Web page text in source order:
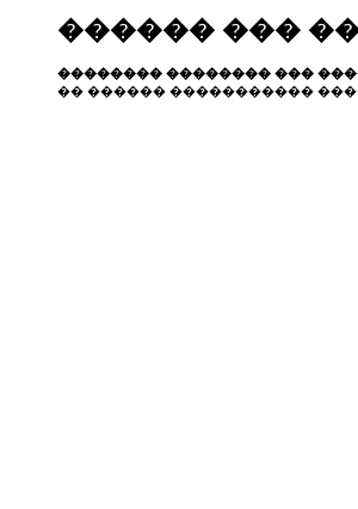
������ ���
�������� �������� ���
�� ������ �����������